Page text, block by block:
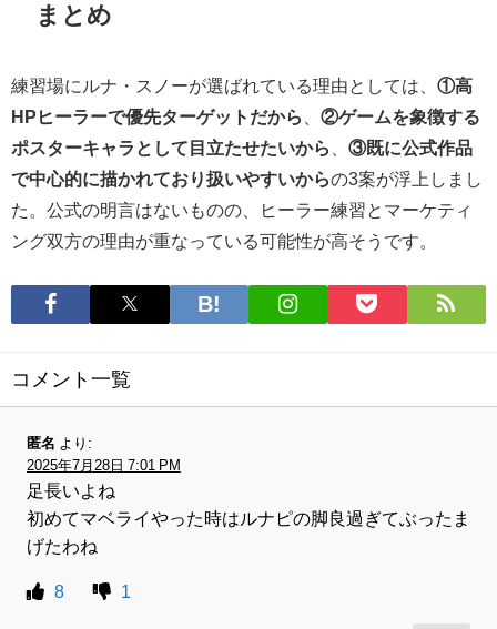
まとめ
練習場にルナ・スノーが選ばれている理由としては、 ①高
HPヒーラーで優先ターゲットだから
②ゲームを象徴する
ポスターキャラとして目立たせたいから
③既に公式作品
で中心的に描かれており扱いやすいからの3案が浮上しまし
た。公式の明言はないものの、ヒーラー練習とマーケティ
ング双方の理由が重なっている可能性が高そうです。
コメント一覧
匿名 より:
2025年7月28日 7:01 PM
足長いよね
初めてマベライやった時はルナピの脚良過ぎてぶったま
げたわね
8 1